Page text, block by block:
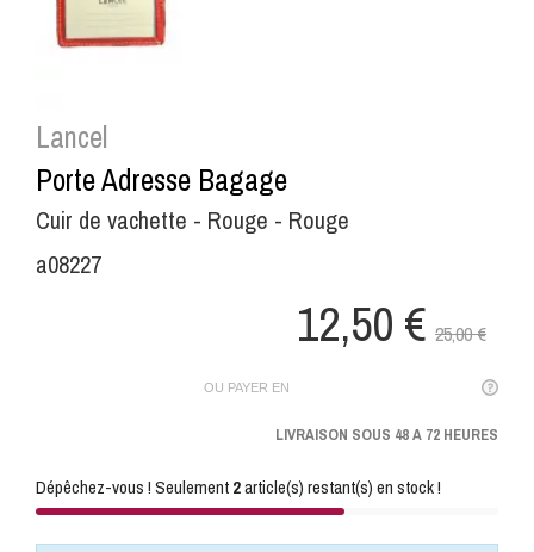
Lancel
Porte Adresse Bagage
Cuir de vachette - Rouge - Rouge
a08227
12,50 € 25,00 €
OU PAYER EN
LIVRAISON SOUS 48 A 72 HEURES
Dépêchez-vous ! Seulement2article(s) restant(s) en stock !